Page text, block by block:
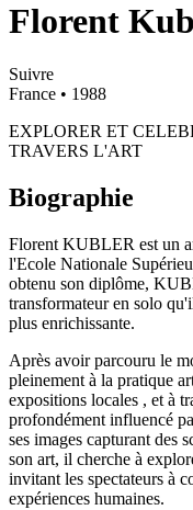
Florent
Suivre
France • 1988
EXPLORER ET
TRAVERS L'ART
Biographie
Florent KUBLER est un
l'Ecole Nationale
obtenu son diplôme,
transformateur en solo
plus enrichissante.
Après avoir parcouru le
pleinement à la pratique
expositions locales , et à
profondément influencé
ses images capturant des
son art, il cherche à
invitant les spectateurs à
expériences humaines.